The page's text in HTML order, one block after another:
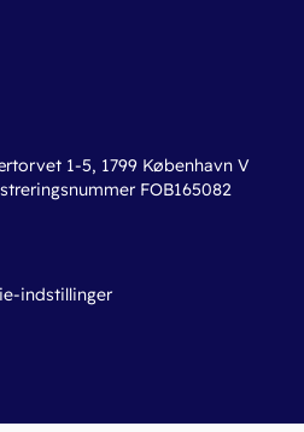
1-5, 1799 København V
FOB165082
indstillinger